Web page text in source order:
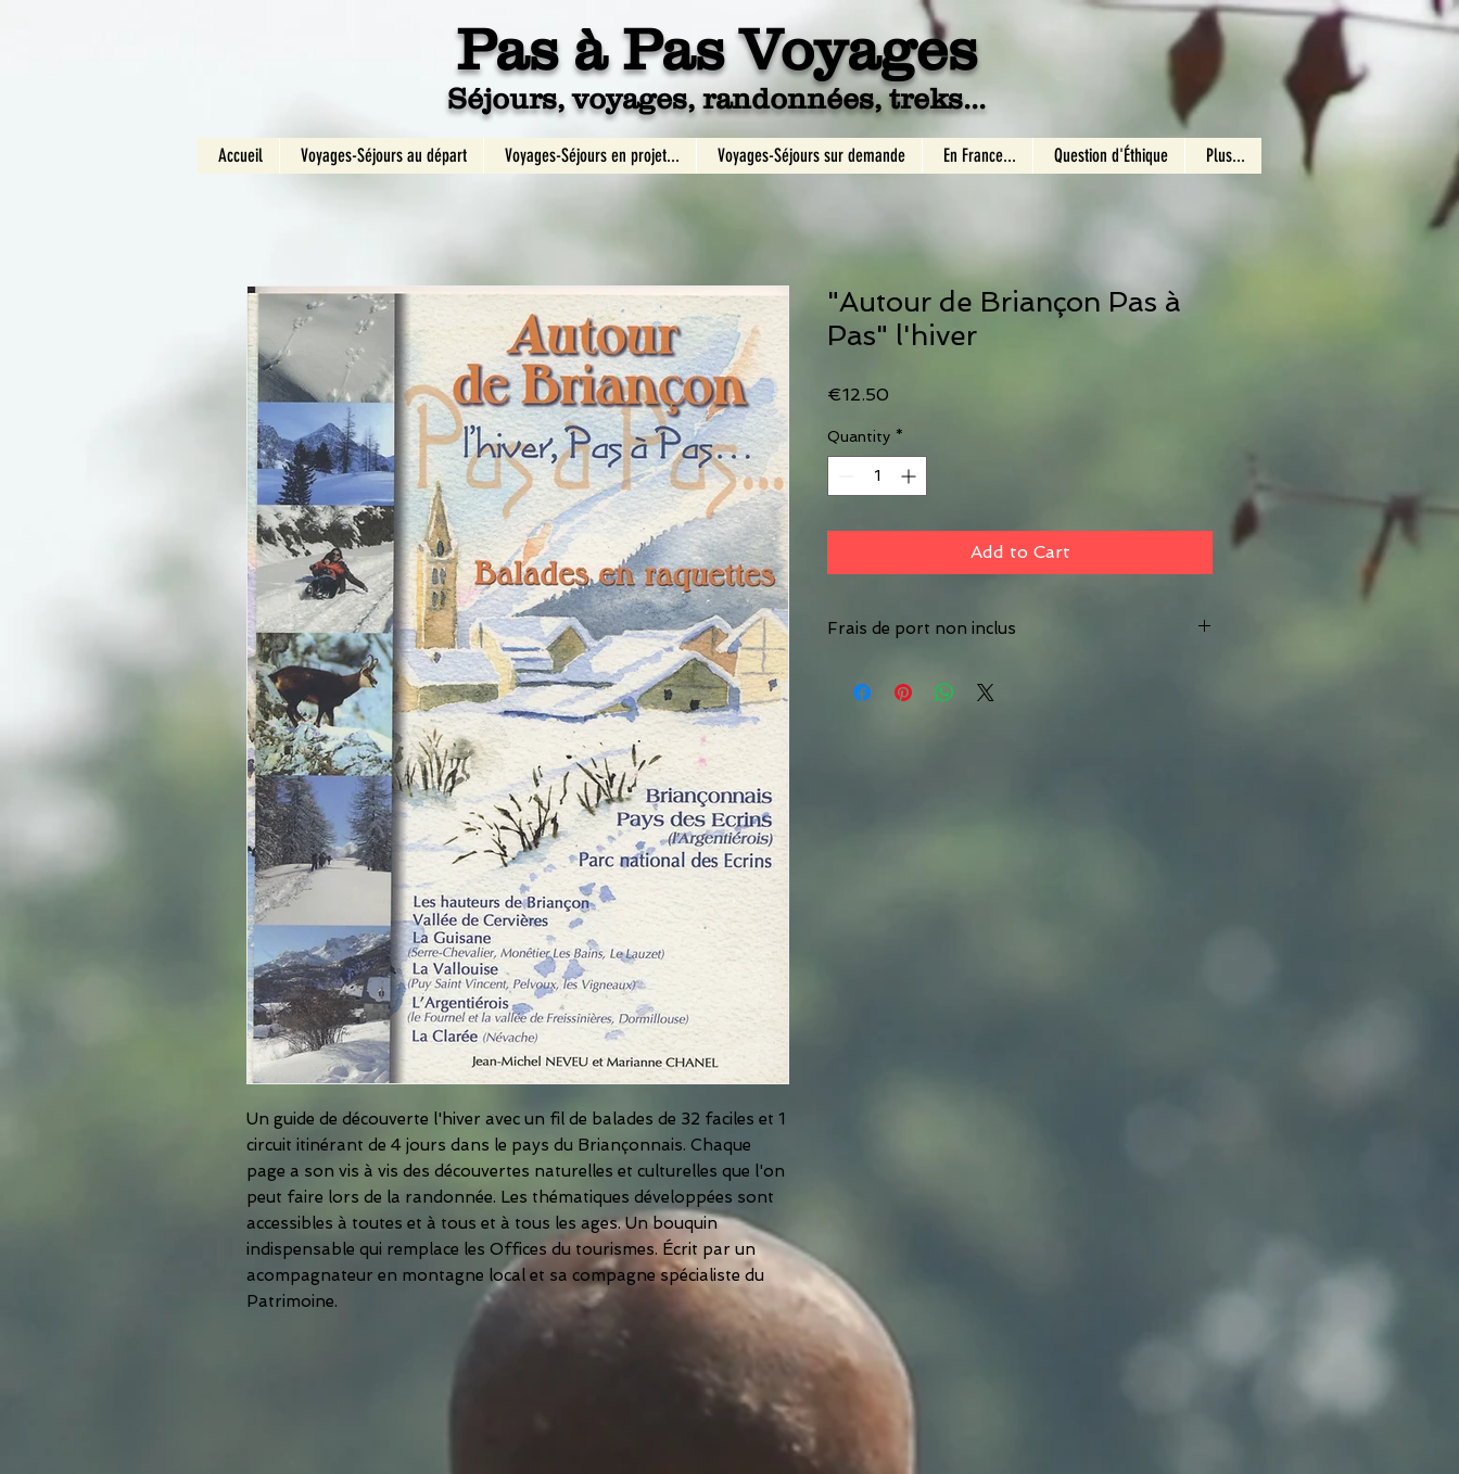
Pas à Pas Voyages
Séjours, voyages, randonnées, treks...
Un guide de découverte l'hiver avec un fil de balades de 32 faciles et 1
circuit itinérant de 4 jours dans le pays du Briançonnais. Chaque
page a son vis à vis des découvertes naturelles et culturelles que l'on
peut faire lors de la randonnée. Les thématiques développées sont
accessibles à toutes et à tous et à tous les ages. Un bouquin
indispensable qui remplace les Offices du tourismes. Écrit par un
acompagnateur en montagne local et sa compagne spécialiste du
Patrimoine.
"Autour de Briançon Pas à
Pas" l'hiver
€12.50
Quantity *
Add to Cart
Frais de port non inclus
Accueil Voyages-Séjours au départ Voyages-Séjours en projet... Voyages-Séjours sur demande En France... Question d'Éthique Plus...